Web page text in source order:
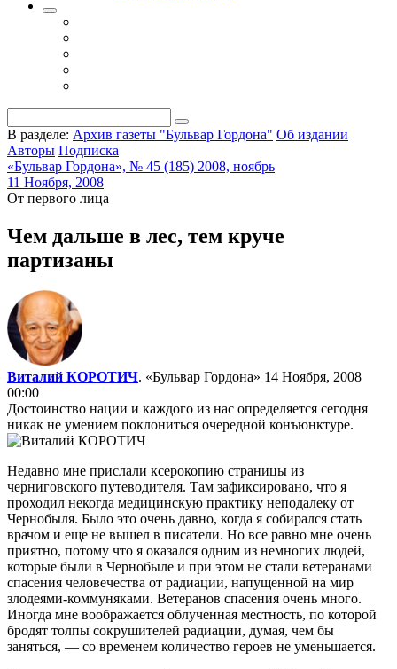
В разделе: Архив газеты "Бульвар Гордона" Об издании
Авторы Подписка
«Бульвар Гордона», № 45 (185) 2008, ноябрь
11 Ноября, 2008
От первого лица
Чем дальше в лес, тем круче
партизаны
Виталий КОРОТИЧ. «Бульвар Гордона» 14 Ноября, 2008
00:00
Достоинство нации и каждого из нас определяется сегодня
никак не умением поклониться очередной конъюнктуре.
Недавно мне прислали ксерокопию страницы из
черниговского путеводителя. Там зафиксировано, что я
проходил некогда медицинскую практику неподалеку от
Чернобыля. Было это очень давно, когда я собирался стать
врачом и еще не вышел в писатели. Но все равно мне очень
приятно, потому что я оказался одним из немногих людей,
которые были в Чернобыле и при этом не стали ветеранами
спасения человечества от радиации, напущенной на мир
злодеями-коммуняками. Ветеранов спасения очень много.
Иногда мне воображается облученная местность, по которой
бродят толпы сокрушителей радиации, думая, чем бы
заняться, — со временем количество героев не уменьшается.